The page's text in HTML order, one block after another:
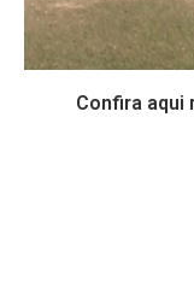
Confira aqui